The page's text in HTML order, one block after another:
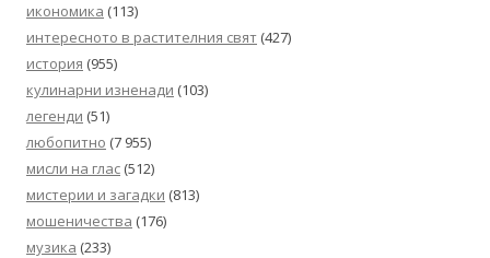
икономика (113)
интересното в растителния свят (427)
история (955)
кулинарни изненади (103)
легенди (51)
любопитно (7 955)
мисли на глас (512)
мистерии и загадки (813)
мошеничества (176)
музика (233)